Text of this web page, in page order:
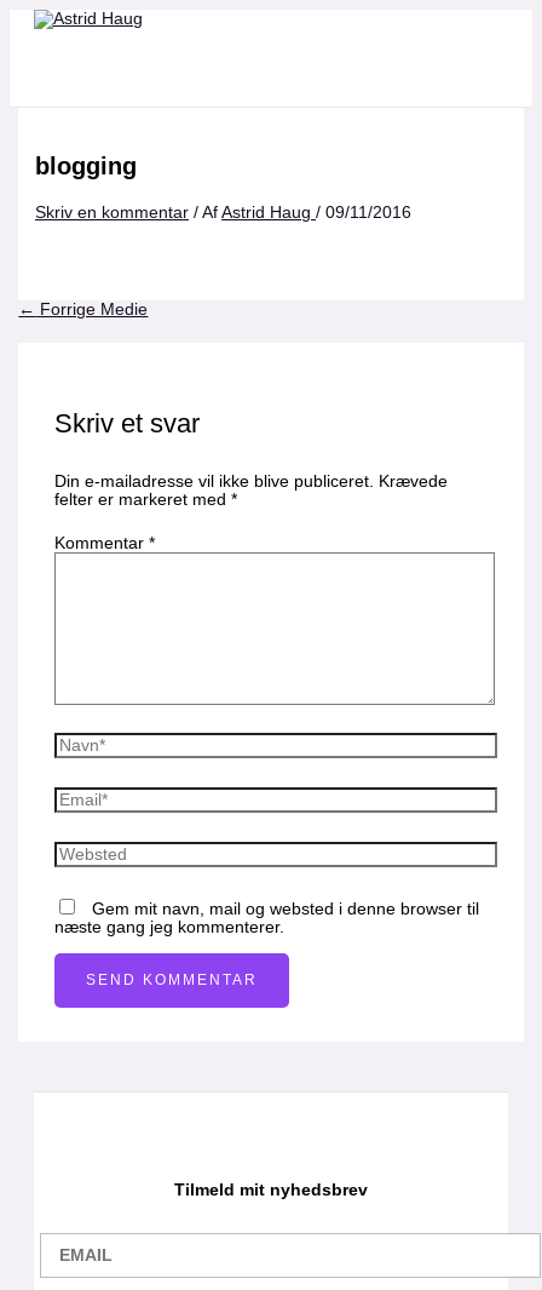
blogging
Skriv en kommentar / AfAstrid Haug/09/11/2016
← Forrige Medie
Skriv et svar
Din e-mailadresse vil ikke blive publiceret. Krævede
felter er markeret med *
Kommentar *
Navn*
Email*
Websted
Gem mit navn, mail og websted i denne browser til
næste gang jeg kommenterer.
Tilmeld mit nyhedsbrev